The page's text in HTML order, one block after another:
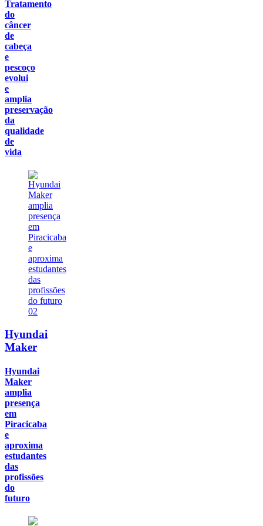
Tratamento
do
câncer
de
cabeça
e
pescoço
evolui
e
amplia
preservação
da
qualidade
de
vida
02
Hyundai
Maker
Hyundai
Maker
amplia
presença
em
Piracicaba
e
aproxima
estudantes
das
profissões
do
futuro